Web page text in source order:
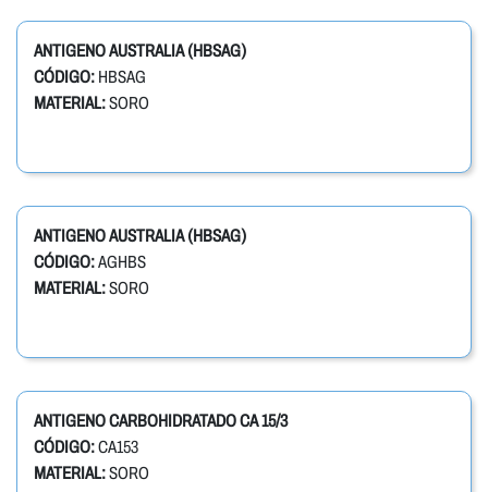
ANTIGENO AUSTRALIA (HBSAG)
CÓDIGO: HBSAG
MATERIAL:SORO
ANTIGENO AUSTRALIA (HBSAG)
CÓDIGO:AGHBS
MATERIAL:SORO
ANTIGENO CARBOHIDRATADO CA 15/3
CÓDIGO:CA153
MATERIAL:SORO